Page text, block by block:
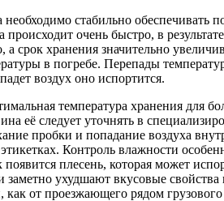
необходимо стабильно
происходит очень быстро, в
срок хранения значительно
в погребе. Перепады
воздух оно испортится.
температура хранения для
её следует уточнять в
пробки и попадание воздуха
Контроль влажности
появится плесень, которая может
заметно ухудшают вкусовые
от проезжающего рядом